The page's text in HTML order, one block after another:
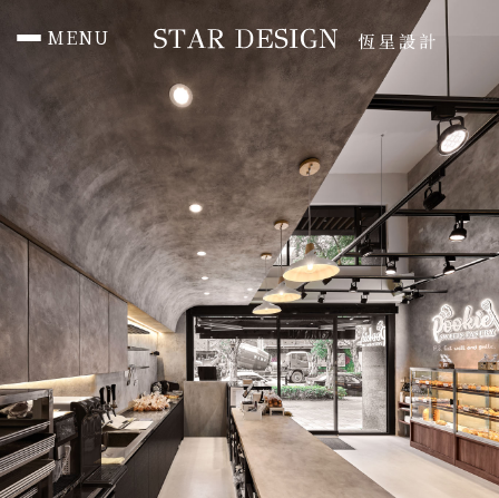
MENU
作品總覽 PORTFOLIO
住宅 RESIDENTIAL
辦公 Office
商空 Commercial
媒體報導 PRESS
聯絡我們